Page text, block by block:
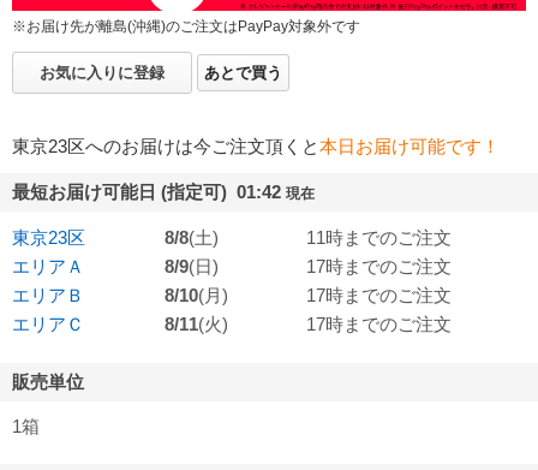
※お届け先が離島(沖縄)のご注文はPayPay対象外です
お気に入りに登録 あとで買う
東京23区へのお届けは今ご注文頂くと本日お届け可能です！
最短お届け可能日 (指定可) 01:42 現在
東京23区 8/8(土)
11時までのご注文
エリアＡ
8/9(日)
17時までのご注文
エリアＢ
8/10(月)
17時までのご注文
エリアＣ
8/11(火) 17時までのご注文
販売単位
1箱